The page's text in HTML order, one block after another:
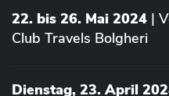
22. bis 26. Mai 2024 |
Club Travels Bolgheri
Dienstag, 23. April